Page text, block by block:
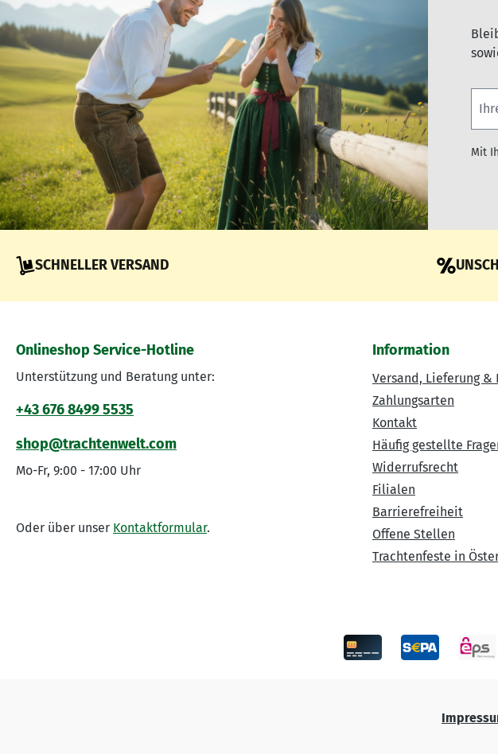
Mit
SCHNELLER VERSAND
Onlineshop Service-Hotline
Unterstützung und Beratung unter:
+43 676 8499 5535
shop@trachtenwelt.com
Mo-Fr, 9:00 - 17:00 Uhr
Oder über unser Kontaktformular.
Information
Versand, Lieferung &
Zahlungsarten
Kontakt
Häufig gestellte
Widerrufsrecht
Filialen
Barrierefreiheit
Offene Stellen
Trachtenfeste in